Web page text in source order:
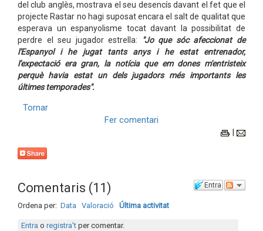
del club anglès, mostrava el seu desencís davant el fet que el
projecte Rastar no hagi suposat encara el salt de qualitat que
esperava un espanyolisme tocat davant la possibilitat de
perdre el seu jugador estrella:
"Jo que sóc afeccionat de
l'Espanyol i he jugat tants anys i he estat entrenador,
l'expectació era gran, la notícia que em dones m'entristeix
perquè havia estat un dels jugadors més importants les
últimes temporades".
Tornar
Fer comentari
|
Entra
Comentaris (11)
Ordena per: Data Valoració Última activitat
Entra o registra'tper comentar.